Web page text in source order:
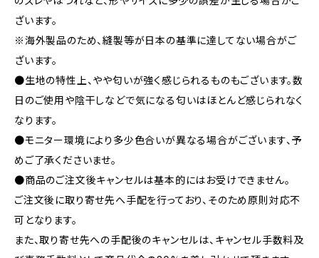
ざいます。
※海外製品のため、縫製等が日本の基準に達してない場合がご
ざいます。
●生地の特性上、やや匂いが強く感じられるものもございます。数
日のご使用や陰干しなどで気になる匂いはほとんど感じられなく
なります。
●モニター環境により多少色合いが異なる場合がございます、予
めご了承くださいませ。
●商品のご注文後キャンセルは基本的にはお受けできません。
ご注文後に取り寄せ先へ手配を行っており、そのため原則対応不
可となります。
また、取り寄せ先への手配後のキャンセルは、キャンセル手数料及